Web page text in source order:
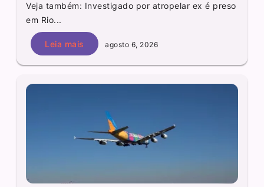
Veja também: Investigado por atropelar ex é preso
em Rio...
Leia mais agosto 6, 2026